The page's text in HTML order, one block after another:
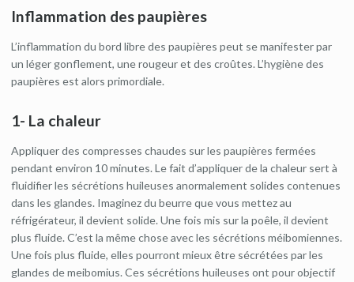
Inflammation des paupières
L’inflammation du bord libre des paupières peut se manifester par
un léger gonflement, une rougeur et des croûtes. L’hygiène des
paupières est alors primordiale.
1- La chaleur
Appliquer des compresses chaudes sur les paupières fermées
pendant environ 10 minutes. Le fait d’appliquer de la chaleur sert à
fluidifier les sécrétions huileuses anormalement solides contenues
dans les glandes. Imaginez du beurre que vous mettez au
réfrigérateur, il devient solide. Une fois mis sur la poêle, il devient
plus fluide. C’est la même chose avec les sécrétions méibomiennes.
Une fois plus fluide, elles pourront mieux être sécrétées par les
glandes de meibomius. Ces sécrétions huileuses ont pour objectif